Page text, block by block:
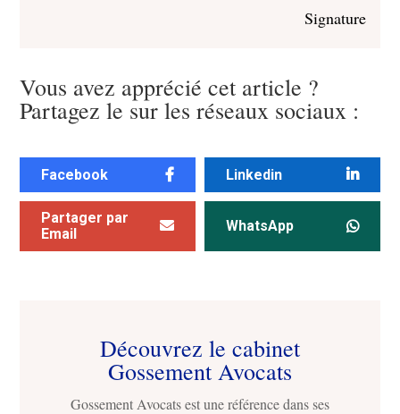
Signature
Vous avez apprécié cet article ?
Partagez le sur les réseaux sociaux :
Facebook Linkedin
Partager par
Email
WhatsApp
Découvrez le cabinet
Gossement Avocats
Gossement Avocats est une référence dans ses